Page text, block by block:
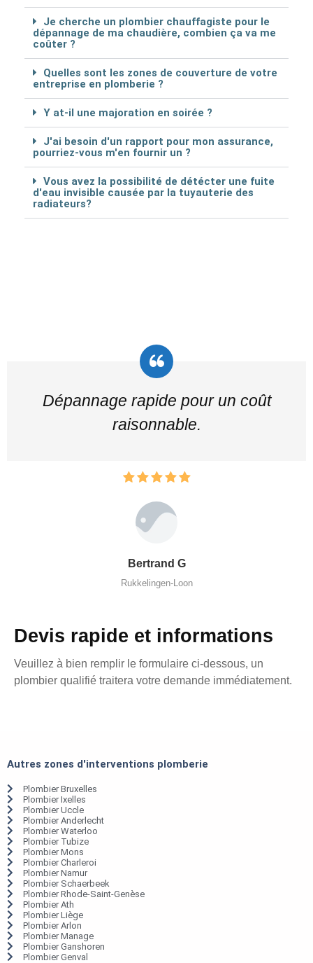
Je cherche un plombier chauffagiste pour le
dépannage de ma chaudière, combien ça va me
coûter ?
Quelles sont les zones de couverture de votre
entreprise en plomberie ?
Y at-il une majoration en soirée ?
J'ai besoin d'un rapport pour mon assurance,
pourriez-vous m'en fournir un ?
Vous avez la possibilité de détécter une fuite
d'eau invisible causée par la tuyauterie des
radiateurs?
Dépannage rapide pour un coût
raisonnable.
Bertrand G
Rukkelingen-Loon
Devis rapide et informations
Veuillez à bien remplir le formulaire ci-dessous, un
plombier qualifié traitera votre demande immédiatement.
Autres zones d'interventions plomberie
Plombier Bruxelles
Plombier Ixelles
Plombier Uccle
Plombier Anderlecht
Plombier Waterloo
Plombier Tubize
Plombier Mons
Plombier Charleroi
Plombier Namur
Plombier Schaerbeek
Plombier Rhode-Saint-Genèse
Plombier Ath
Plombier Liège
Plombier Arlon
Plombier Manage
Plombier Ganshoren
Plombier Genval